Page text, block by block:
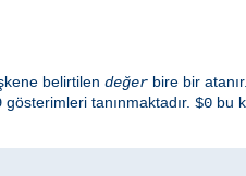
belirtilen değer bire bir
gösterimleri tanınmaktadır. $0 bu